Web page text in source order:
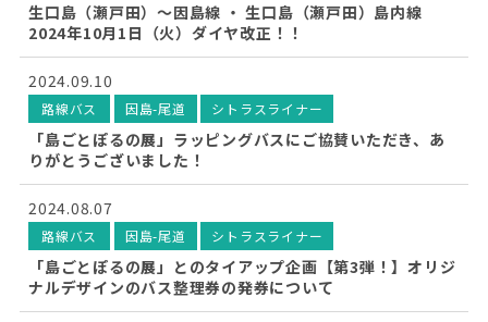
生口島（瀬戸田）～因島線 ・ 生口島（瀬戸田）島内線
2024年10月1日（火）ダイヤ改正！！
2024.09.10
路線バス 因島-尾道 シトラスライナー
「島ごとぽるの展」ラッピングバスにご協賛いただき、あ
りがとうございました！
2024.08.07
路線バス 因島-尾道 シトラスライナー
「島ごとぽるの展」とのタイアップ企画【第3弾！】オリジ
ナルデザインのバス整理券の発券について